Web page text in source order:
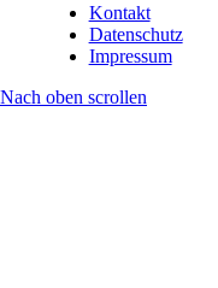
Kontakt
Datenschutz
Impressum
Nach oben scrollen